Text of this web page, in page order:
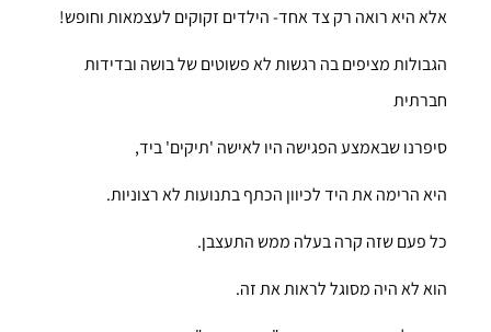
אלא היא רואה רק צד אחד- הילדים זקוקים לעצמאות וחופש!
הגבולות מציפים בה רגשות לא פשוטים של בושה ובדידות
חברתית
סיפרנו שבאמצע הפגישה היו לאישה 'תיקים' ביד,
היא הרימה את היד לכיוון הכתף בתנועות לא רצוניות.
כל פעם שזה קרה בעלה ממש התעצבן.
הוא לא היה מסוגל לראות את זה.